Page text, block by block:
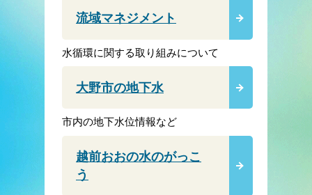
流域マネジメント
水循環に関する取り組みについて
大野市の地下水
市内の地下水位情報など
越前おおの水のがっこ
う